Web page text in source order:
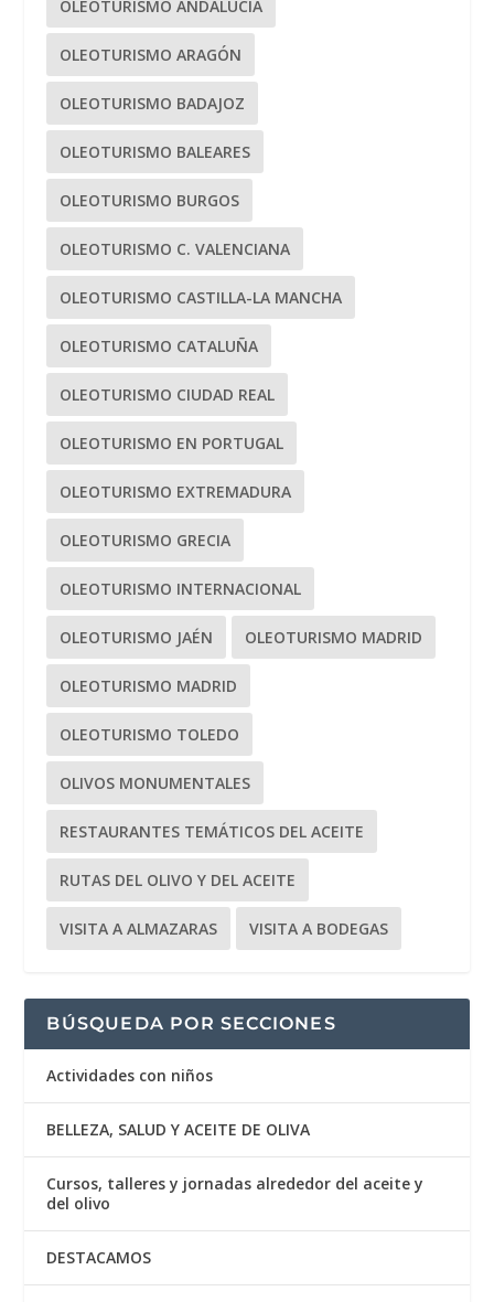
OLEOTURISMO ANDALUCÍA
OLEOTURISMO ARAGÓN
OLEOTURISMO BADAJOZ
OLEOTURISMO BALEARES
OLEOTURISMO BURGOS
OLEOTURISMO C. VALENCIANA
OLEOTURISMO CASTILLA-LA MANCHA
OLEOTURISMO CATALUÑA
OLEOTURISMO CIUDAD REAL
OLEOTURISMO EN PORTUGAL
OLEOTURISMO EXTREMADURA
OLEOTURISMO GRECIA
OLEOTURISMO INTERNACIONAL
OLEOTURISMO JAÉN OLEOTURISMO MADRID
OLEOTURISMO MADRID
OLEOTURISMO TOLEDO
OLIVOS MONUMENTALES
RESTAURANTES TEMÁTICOS DEL ACEITE
RUTAS DEL OLIVO Y DEL ACEITE
VISITA A ALMAZARAS VISITA A BODEGAS
BÚSQUEDA POR SECCIONES
Actividades con niños
BELLEZA, SALUD Y ACEITE DE OLIVA
Cursos, talleres y jornadas alrededor del aceite y
del olivo
DESTACAMOS